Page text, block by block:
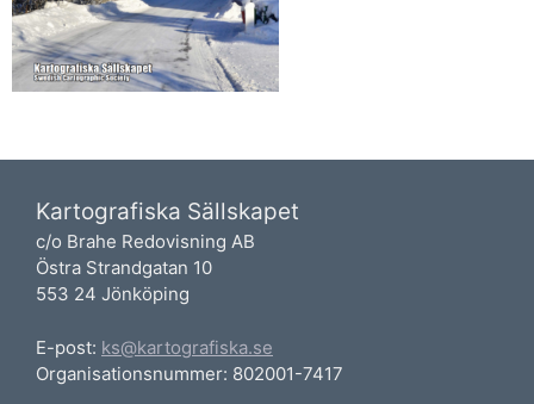
Kartografiska Sällskapet
c/o Brahe Redovisning AB
Östra Strandgatan 10
553 24 Jönköping
E-post: ks@kartografiska.se
Organisationsnummer: 802001-7417